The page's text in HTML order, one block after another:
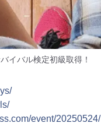
イバル検定初級取得！
event/20250524/